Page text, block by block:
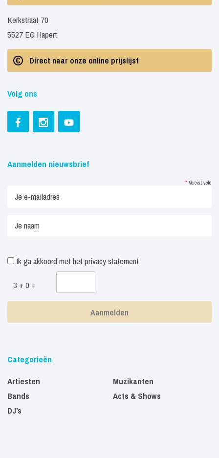
Kerkstraat 70
5527 EG Hapert
Direct naar onze online prijslijst
Volg ons
Aanmelden nieuwsbrief
* Vereist veld
Ik ga akkoord met het privacy statement
3 + 0 =
Categorieën
Artiesten
Bands
DJ’s
Muzikanten
Acts & Shows